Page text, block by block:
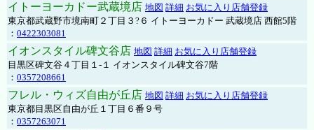
イトーヨーカドー武蔵境店 地図 詳細 お気に入り店舗登録
東京都武蔵野市境南町２丁目３?６ イトーヨーカドー 武蔵境店 西館5階
： 0422303081
イオンスタイル碑文谷店 地図 詳細 お気に入り店舗登録
目黒区碑文谷４丁目１-１ イオンスタイル碑文谷7階
： 0357208661
フレル・ウィズ自由が丘店 地図 詳細 お気に入り店舗登録
東京都目黒区自由が丘１丁目６番９号
： 0357263071